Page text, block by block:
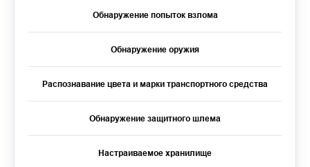
Обнаружение попыток взлома
Обнаружение оружия
Распознавание цвета и марки транспортного средства
Обнаружение защитного шлема
Настраиваемое хранилище